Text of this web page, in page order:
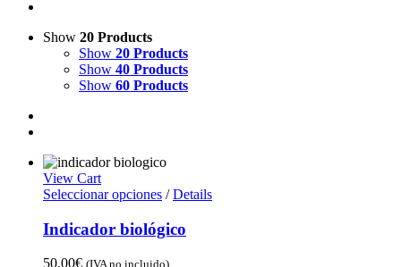
Show 20 Products
Show 20 Products
Show 40 Products
Show 60 Products
View Cart
Seleccionar opciones / Details
Indicador biológico
50,00€ (IVA no incluido)